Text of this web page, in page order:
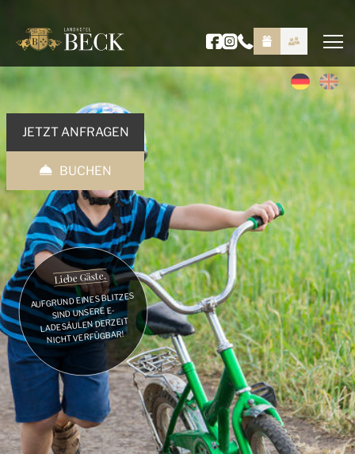
JETZT ANFRAGEN
BUCHEN
Liebe Gäste,
AUFGRUND EINES BLITZES
SIND UNSERE E-
LADESÄULEN DERZEIT
NICHT VERFÜGBAR!